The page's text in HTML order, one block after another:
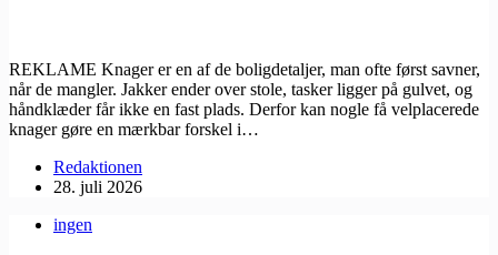
REKLAME Knager er en af de boligdetaljer, man ofte først savner,
når de mangler. Jakker ender over stole, tasker ligger på gulvet, og
håndklæder får ikke en fast plads. Derfor kan nogle få velplacerede
knager gøre en mærkbar forskel i…
Redaktionen
28. juli 2026
ingen